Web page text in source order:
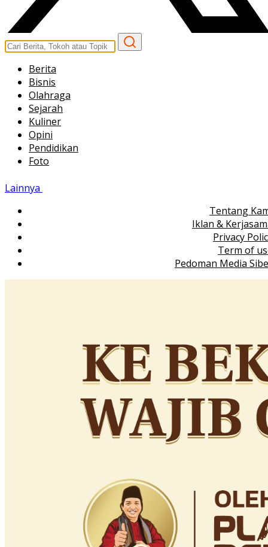
Berita
Bisnis
Olahraga
Sejarah
Kuliner
Opini
Pendidikan
Foto
Lainnya
Tentang
Iklan &
Privacy
Term of
Pedoman Media